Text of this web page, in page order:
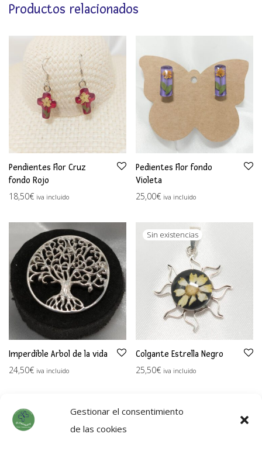
Gestionar el consentimiento
de las cookies
Productos relacionados
Pendientes Flor Cruz
fondo Rojo
18,50€ iva incluido
Pedientes Flor fondo
Violeta
25,00€ iva incluido
Imperdible Arbol de la vida
24,50€ iva incluido
Colgante Estrella Negro
25,50€ iva incluido